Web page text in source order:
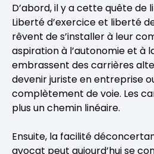
D’abord, il y a cette quête de
Liberté d’exercice et liberté
rêvent de s’installer à leur
aspiration à l’autonomie et à
embrassent des carrières
devenir juriste en entreprise
complètement de voie. Les
plus un chemin linéaire.
Ensuite, la facilité
avocat peut aujourd’hui se